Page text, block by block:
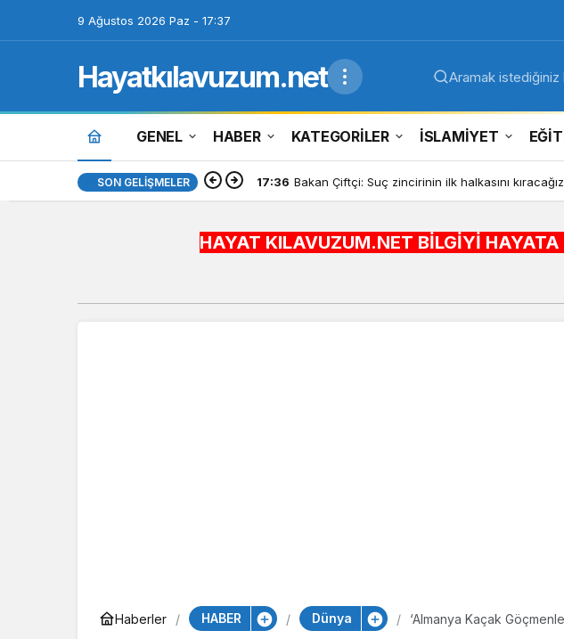
9 Ağustos 2026 Paz - 17:37
Hayatkılavuzum.net Aramak istediğiniz
GENEL HABER KATEGORİLER İSLAMİYET
SON GELIŞMELER 17:36 Bakan Çiftçi: Suç zincirinin ilk halkasını kıracağız
HAYAT KILAVUZUM.NET BİLGİYİ HAYATA
Haberler HABER Dünya
‘Almanya Kaçak